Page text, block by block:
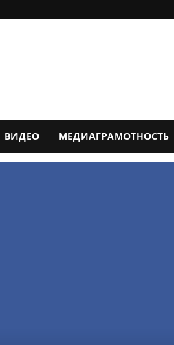
ВИДЕО МЕДИАГРАМОТНОСТЬ